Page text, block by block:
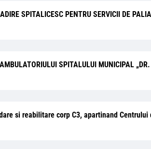
SPITALICESC PENTRU SERVICII DE
SPITALULUI MUNICIPAL „DR.
si reabilitare corp C3, apartinand